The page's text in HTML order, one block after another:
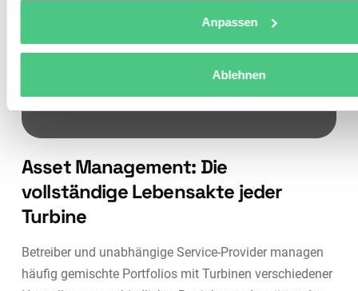
Anpassen
Ablehnen
konkret, wie Nordex über 11.400 Turbinen
weltweit damit verwaltet.
Asset Management: Die
vollständige Lebensakte jeder
Turbine
Betreiber und unabhängige Service-Provider managen
häufig gemischte Portfolios mit Turbinen verschiedener